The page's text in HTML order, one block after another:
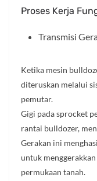
Proses Kerja
Transmisi
Ketika mesin
diteruskan melalui
pemutar.
Gigi pada sprocket
rantai bulldozer,
Gerakan ini
untuk
permukaan tanah.